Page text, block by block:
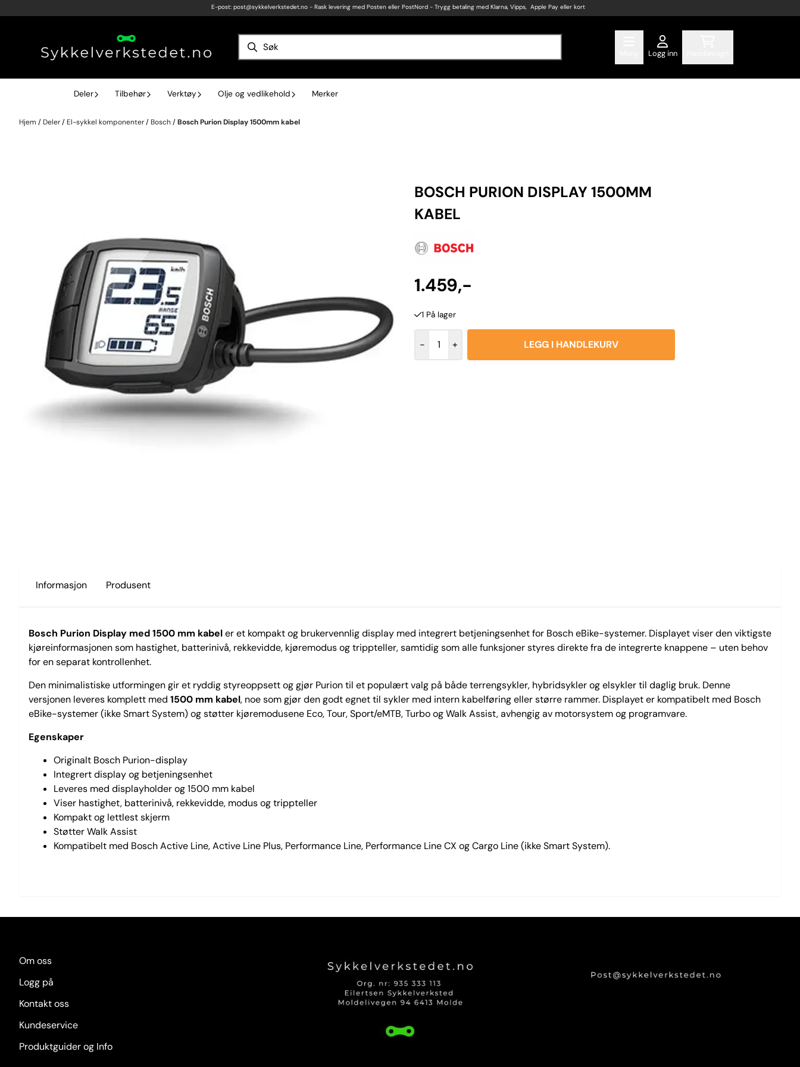
E-post: post@sykkelverkstedet.no - Rask levering med Posten eller PostNord - Trygg betaling med Klarna, Vipps, Apple Pay eller kort
Logg inn
Deler Tilbehør Verktøy Olje og vedlikehold Merker
Hjem / Deler/ El-sykkel komponenter/ Bosch/Bosch Purion Display 1500mm kabel
BOSCH PURION DISPLAY 1500MM
KABEL
1.459,-
1 På lager
- +
Informasjon Produsent
Bosch Purion Display med 1500 mm kabeler et kompakt og brukervennlig display med integrert betjeningsenhet for Bosch eBike-systemer. Displayet viser den viktigste
kjøreinformasjonen som hastighet, batterinivå, rekkevidde, kjøremodus og trippteller, samtidig som alle funksjoner styres direkte fra de integrerte knappene – uten behov
for en separat kontrollenhet.
Den minimalistiske utformingen gir et ryddig styreoppsett og gjør Purion til et populært valg på både terrengsykler, hybridsykler og elsykler til daglig bruk. Denne
versjonen leveres komplett med 1500 mm kabel, noe som gjør den godt egnet til sykler med intern kabelføring eller større rammer. Displayet er kompatibelt med Bosch
eBike-systemer (ikke Smart System) og støtter kjøremodusene Eco, Tour, Sport/eMTB, Turbo og Walk Assist, avhengig av motorsystem og programvare.
Egenskaper
Originalt Bosch Purion-display
Integrert display og betjeningsenhet
Leveres med displayholder og 1500 mm kabel
Viser hastighet, batterinivå, rekkevidde, modus og trippteller
Kompakt og lettlest skjerm
Støtter Walk Assist
Kompatibelt med Bosch Active Line, Active Line Plus, Performance Line, Performance Line CX og Cargo Line (ikke Smart System).
Om oss
Logg på
Kontakt oss
Kundeservice
Produktguider og Info